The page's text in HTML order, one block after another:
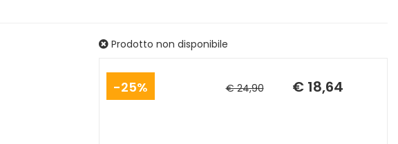
Prodotto non disponibile
25% € 24,90
scontato
€ 18,64